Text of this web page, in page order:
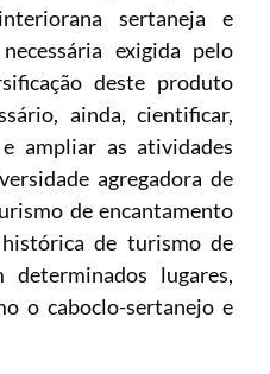
sertaneja e
exigida pelo
deste produto
ainda, cientificar,
ampliar as atividades
agregadora de
de encantamento
de turismo de
determinados lugares,
o caboclo-sertanejo e